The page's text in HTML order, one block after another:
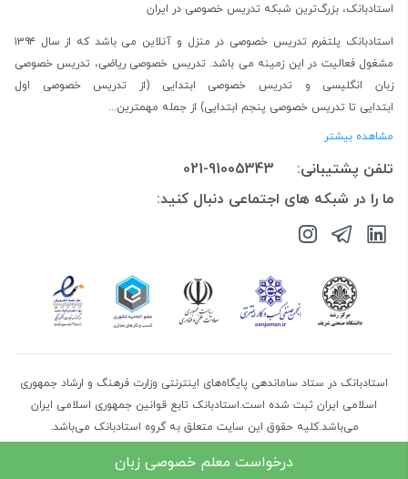
استادبانک، بزرگ‌ترین شبکه تدریس خصوصی در ایران
استادبانک پلتفرم تدریس خصوصی در منزل و آنلاین
می باشد که از سال ۱۳۹۴
مشغول فعالیت در این زمینه می باشد.تدریس خصوصی ریاضی، تدریس خصوصی
زبان انگلیسی و تدریس خصوصی ابتدایی (از
تدریس خصوصی اول
ابتدایی تا تدریس خصوصی پنجم ابتدایی) از جمله مهمترین...
مشاهده بیشتر
تلفن پشتیبانی:
021-91005343
ما را در شبکه های اجتماعی دنبال کنید:
استادبانک در ستاد ساماندهی پایگاه‌های اینترنتی وزارت فرهنگ و ارشاد جمهوری
اسلامی ایران ثبت شده است.استادبانک تابع قوانین جمهوری اسلامی ایران
می‌باشد.کلیه حقوق این سایت متعلق به گروه استادبانک می‌باشد.
درخواست معلم خصوصی زبان